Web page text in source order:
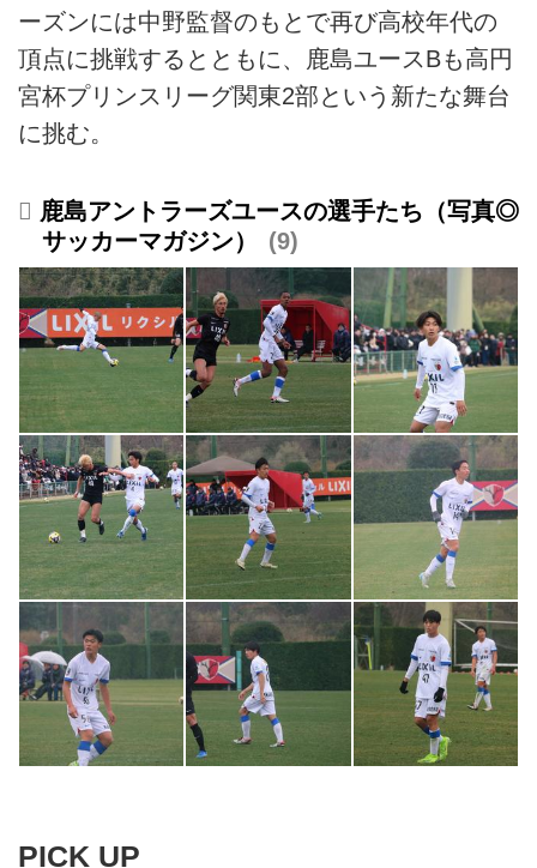
ーズンには中野監督のもとで再び高校年代の
頂点に挑戦するとともに、鹿島ユースBも高円
宮杯プリンスリーグ関東2部という新たな舞台
に挑む。
鹿島アントラーズユースの選手たち（写真◎
サッカーマガジン）
9
PICK UP